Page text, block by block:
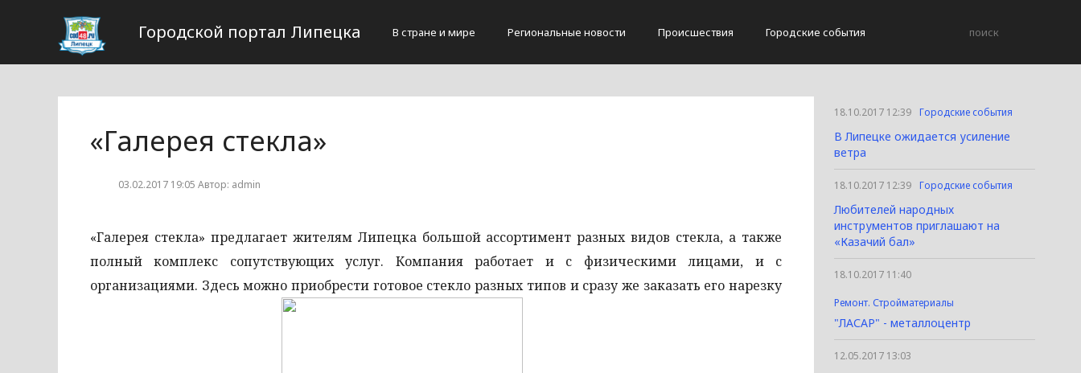
Городской портал Липецка В стране и мире Региональные новости Происшествия Городские события
«Галерея стекла»
03.02.2017 19:05 Автор: admin
«Галерея стекла» предлагает жителям Липецка большой ассортимент разных видов стекла, а также
полный комплекс сопутствующих услуг. Компания работает и с физическими лицами, и с
организациями. Здесь можно приобрести готовое стекло разных типов и сразу же заказать его нарезку
18.10.2017 12:39 Городские события
В Липецке ожидается усиление
ветра
18.10.2017 12:39 Городские события
Любителей народных
инструментов приглашают на
«Казачий бал»
18.10.2017 11:40
Ремонт. Стройматериалы
"ЛАСАР" - металлоцентр
12.05.2017 13:03